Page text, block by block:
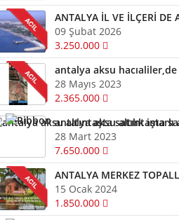
09 Şubat 2026
3.250.000
28 Mayıs 2023
2.365.000
28 Mart 2023
7.650.000
15 Ocak 2024
1.850.000